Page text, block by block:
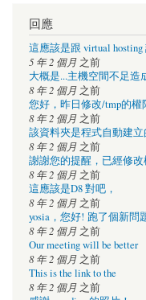
回應
這應該是跟 virtual
5 年 2 個月 之前
大概是...主機空間不足造
8 年 2 個月 之前
您好，昨日修改/tmp的
8 年 2 個月 之前
該資料夾是程式自動建
8 年 2 個月 之前
謝謝您的提醒，已經修
8 年 2 個月 之前
這應該是D8 對吧，
8 年 2 個月 之前
yosia，您好! 跑了個新問
8 年 2 個月 之前
Our meeting will be better
8 年 2 個月 之前
This is the link to the
8 年 2 個月 之前